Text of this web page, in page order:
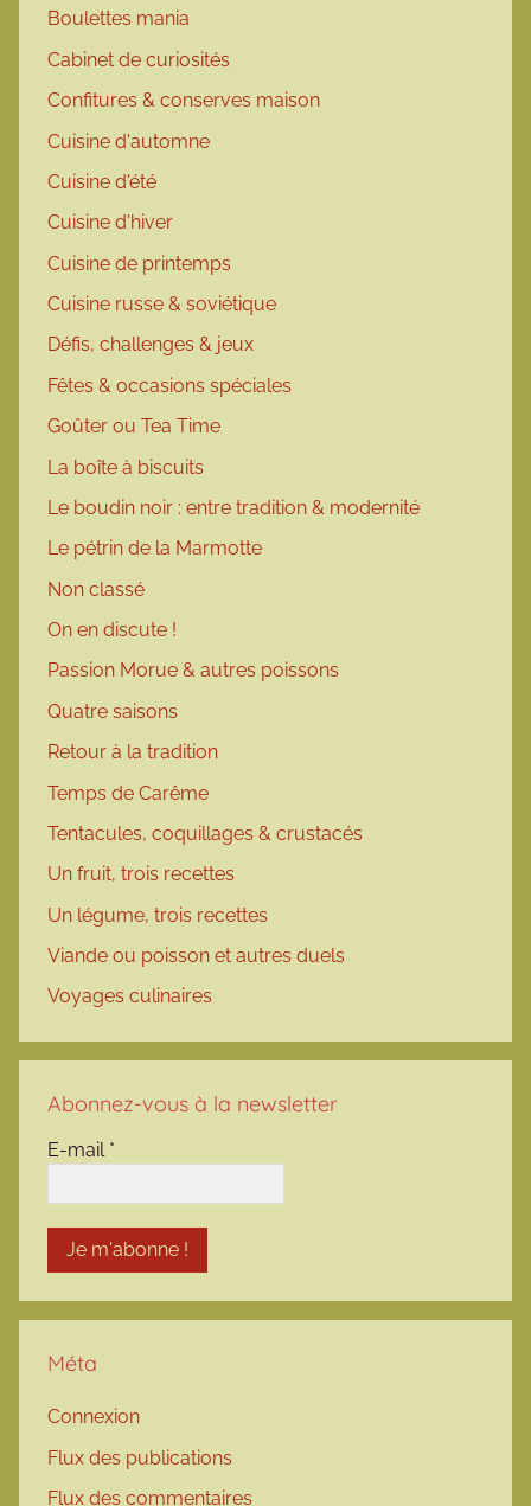
Boulettes mania
Cabinet de curiosités
Confitures & conserves maison
Cuisine d'automne
Cuisine d'été
Cuisine d'hiver
Cuisine de printemps
Cuisine russe & soviétique
Défis, challenges & jeux
Fêtes & occasions spéciales
Goûter ou Tea Time
La boîte à biscuits
Le boudin noir : entre tradition & modernité
Le pétrin de la Marmotte
Non classé
On en discute !
Passion Morue & autres poissons
Quatre saisons
Retour à la tradition
Temps de Carême
Tentacules, coquillages & crustacés
Un fruit, trois recettes
Un légume, trois recettes
Viande ou poisson et autres duels
Voyages culinaires
Abonnez-vous à la newsletter
E-mail *
Méta
Connexion
Flux des publications
Flux des commentaires